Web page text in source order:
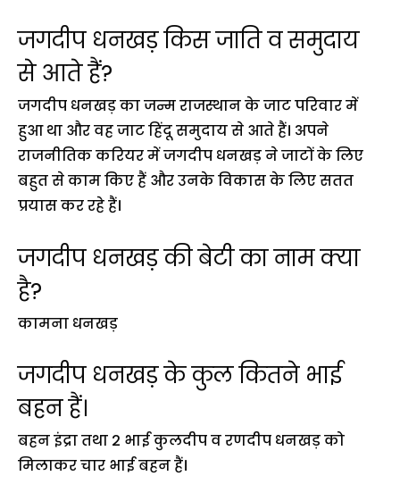
जगदीप धनखड़ किस जाति व समुदाय
से आते हैं?
जगदीप धनखड़ का जन्म राजस्थान के जाट परिवार में
हुआ था और वह जाट हिंदू समुदाय से आते हैं। अपने
राजनीतिक करियर में जगदीप धनखड़ ने जाटों के लिए
बहुत से काम किए हैं और उनके विकास के लिए सतत
प्रयास कर रहे हैं।
जगदीप धनखड़ की बेटी का नाम क्या
है?
कामना धनखड़
जगदीप धनखड़ के कुल कितने भाई
बहन हैं।
बहन इंद्रा तथा 2 भाई कुलदीप व रणदीप धनखड़ को
मिलाकर चार भाई बहन हैं।